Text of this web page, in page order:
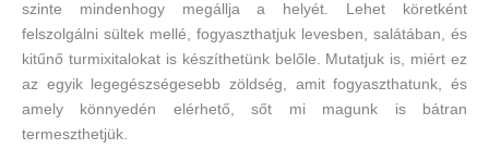
szinte mindenhogy megállja a helyét. Lehet köretként
felszolgálni sültek mellé, fogyaszthatjuk levesben, salátában, és
kitűnő turmixitalokat is készíthetünk belőle. Mutatjuk is, miért ez
az egyik legegészségesebb zöldség, amit fogyaszthatunk, és
amely könnyedén elérhető, sőt mi magunk is bátran
termeszthetjük.